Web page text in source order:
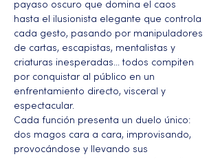
payaso oscuro que domina el caos
hasta el ilusionista elegante que controla
cada gesto, pasando por manipuladores
de cartas, escapistas, mentalistas y
criaturas inesperadas… todos compiten
por conquistar al público en un
enfrentamiento directo, visceral y
espectacular.
Cada función presenta un duelo único:
dos magos cara a cara, improvisando,
provocándose y llevando sus